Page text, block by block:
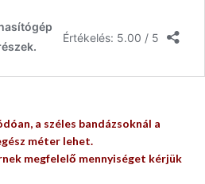
a széles bandázsoknál a
méter lehet.
megfelelő mennyiséget kérjük